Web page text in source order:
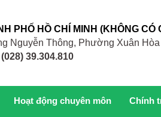
PHỐ HỒ CHÍ MINH (KHÔNG
Nguyễn Thông, Phường Xuân
(028) 39.304.810
Hoạt động chuyên môn Chính